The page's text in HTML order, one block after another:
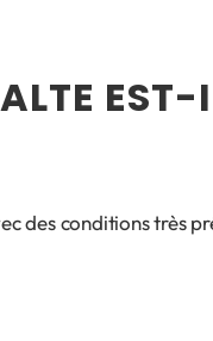
EST-
des conditions très